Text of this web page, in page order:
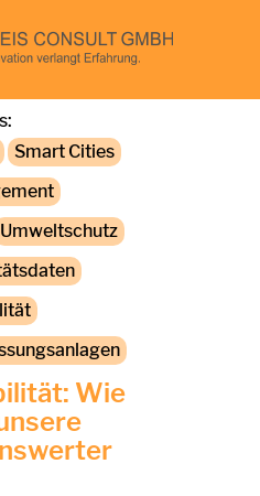
Smart Cities
Umweltschutz
Wie